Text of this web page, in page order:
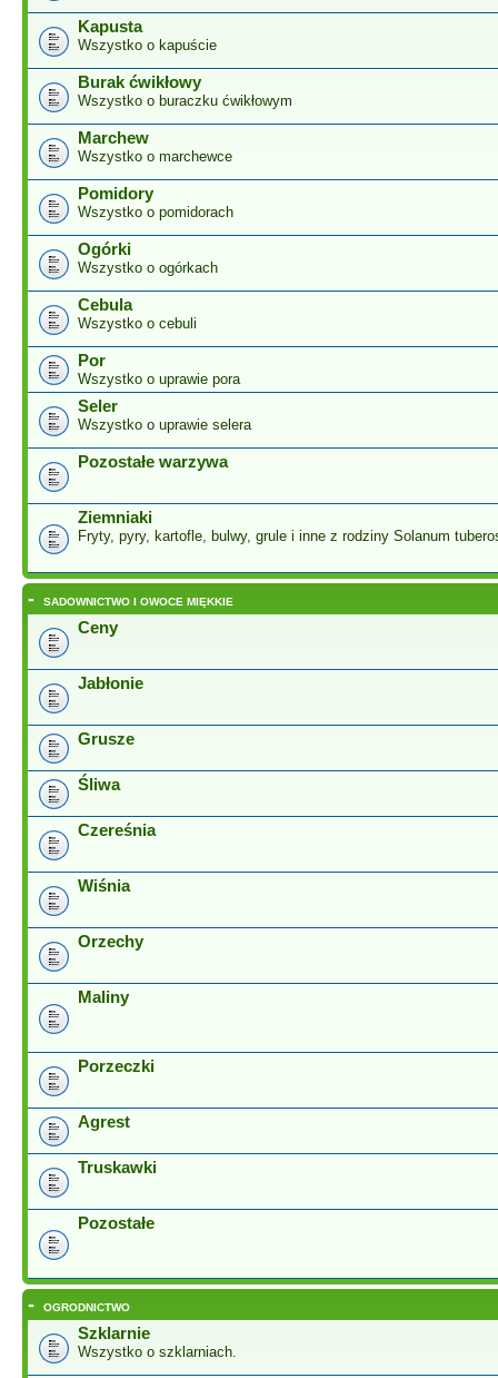
Kapusta
Wszystko o kapuście
Burak ćwikłowy
Wszystko o buraczku ćwikłowym
Marchew
Wszystko o marchewce
Pomidory
Wszystko o pomidorach
Ogórki
Wszystko o ogórkach
Cebula
Wszystko o cebuli
Por
Wszystko o uprawie pora
Seler
Wszystko o uprawie selera
Pozostałe warzywa
Ziemniaki
Fryty, pyry, kartofle, bulwy, grule i inne z rodziny Solanum
- SADOWNICTWO I OWOCE MIĘKKIE
Ceny
Jabłonie
Grusze
Śliwa
Czereśnia
Wiśnia
Orzechy
Maliny
Porzeczki
Agrest
Truskawki
Pozostałe
- OGRODNICTWO
Szklarnie
Wszystko o szklarniach.